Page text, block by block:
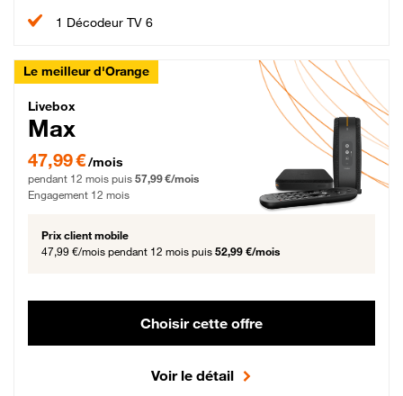
1 Décodeur TV 6
Le meilleur d'Orange
Livebox Max Fibre
Livebox
Max
47,99 € par mois pendant 12 mois puis 57,99 € par mois, Engagement 12 mois
47,99 €/mois
pendant 12 mois puis 57,99 €/mois
Engagement 12 mois
Prix client mobile
47,99 €/mois pendant 12 mois puis 52,99 €/mois
Choisir cette offre
Voir le détail